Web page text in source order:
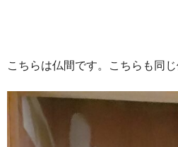
こちらは仏間です。こちらも同じ